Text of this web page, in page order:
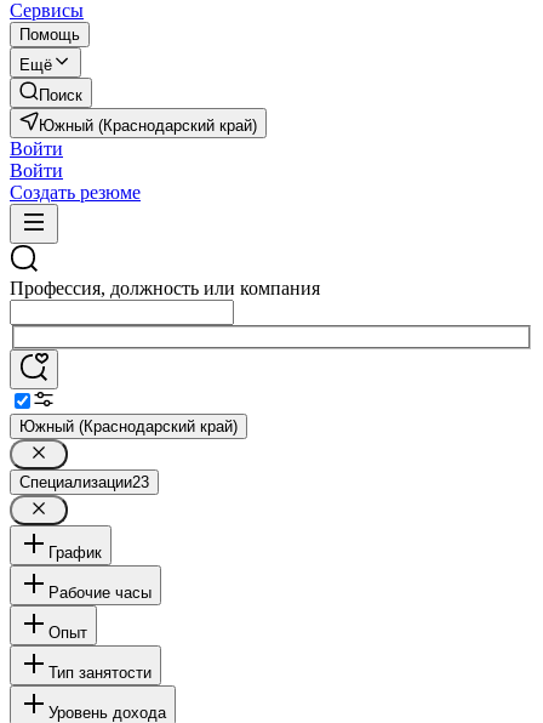
Сервисы
Помощь
Ещё
Поиск
Южный (Краснодарский край)
Войти
Войти
Создать резюме
Профессия, должность или компания
Южный (Краснодарский край)
Специализации23
График
Рабочие часы
Опыт
Тип занятости
Уровень дохода